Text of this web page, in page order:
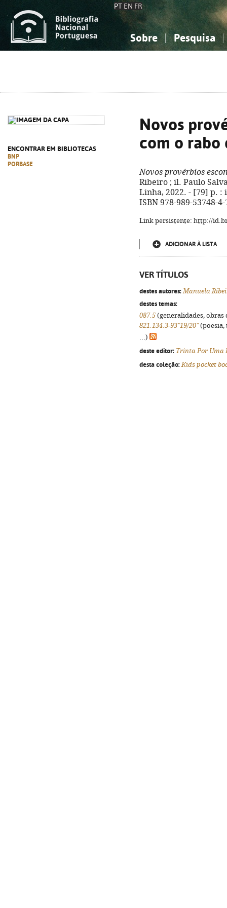
PT EN FR
Sobre Pesquisa
ENCONTRAR EM BIBLIOTECAS
BNP
PORBASE
Novos
com o rabo
Novos provérbios
Ribeiro ; il. Paulo
Linha, 2022. - [79] p. :
ISBN 978-989-53748-4-
Link persistente: http://
ADICIONAR À LISTA
VER TÍTULOS
destes autores: Manuela
destes temas:
087.5 (generalidades,
821.134.3-93"19/20"(poesia,
...)
deste editor: Trinta Por Uma
desta coleção: Kids pocket